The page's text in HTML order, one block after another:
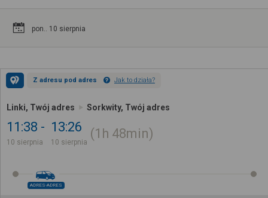
pon.. 10 sierpnia
Z adresu pod adres Jak to działa?
Linki, Twój adres Sorkwity, Twój adres
11:38
10 sierpnia
13:26
10 sierpnia
1h 48min
ADRES-ADRES